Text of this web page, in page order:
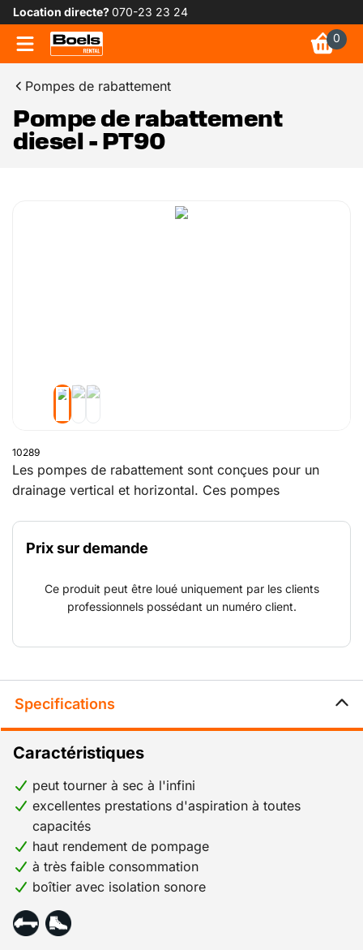
Location directe?070-23 23 24
0
Pompes de rabattement
Pompe de rabattement
diesel - PT90
10289
Les pompes de rabattement sont conçues pour un
drainage vertical et horizontal. Ces pompes
adaptées pour pomper un mélange d'eau et d'air. En
outre, ces pompes peuvent tourner à sec sans
sonore très bas.
Prix sur demande
Ce produit peut être loué uniquement par les clients
professionnels possédant un numéro client.
Specifications
Caractéristiques
peut tourner à sec à l'infini
excellentes prestations d'aspiration à toutes
capacités
haut rendement de pompage
à très faible consommation
boîtier avec isolation sonore